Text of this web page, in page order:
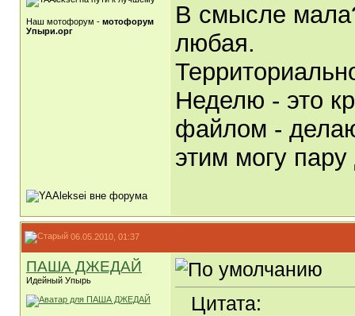
Наш мотофорум - мотофорум
Упыри.орг
В смысле
любая.
Неделю - это
файлом -
этим могу
06.05.2010, 01:37
ПАША ДЖЕДАЙ
Идейный Упырь
Цитата: